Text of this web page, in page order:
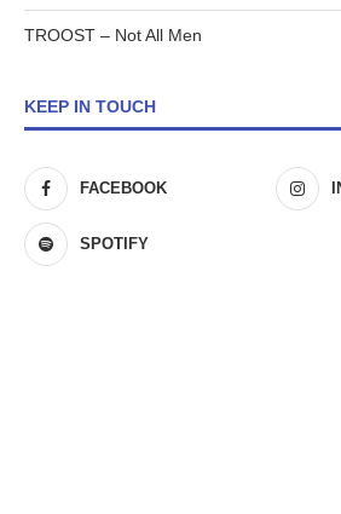
TROOST – Not All Men
KEEP IN TOUCH
FACEBOOK
SPOTIFY